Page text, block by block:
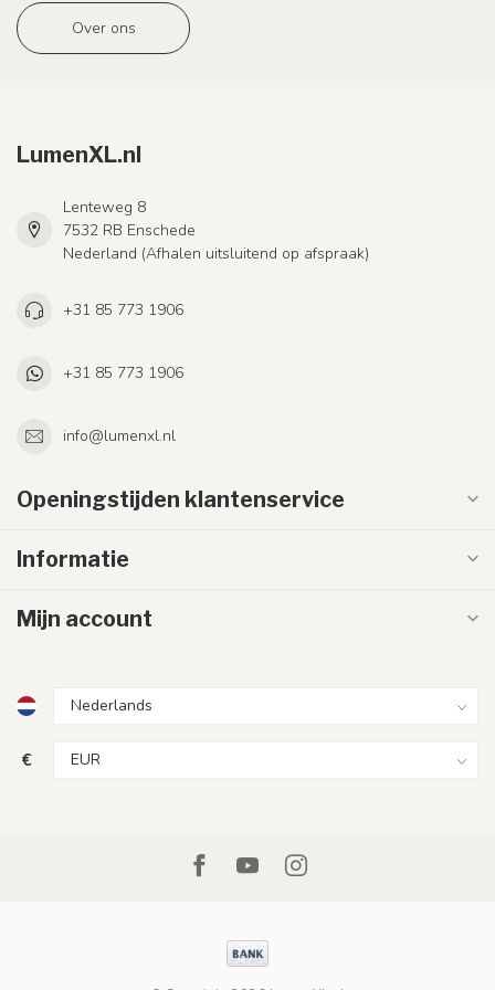
Over ons
LumenXL.nl
Lenteweg 8
7532 RB Enschede
Nederland (Afhalen uitsluitend op afspraak)
+31 85 773 1906
+31 85 773 1906
info@lumenxl.nl
Openingstijden klantenservice
Informatie
Mijn account
€